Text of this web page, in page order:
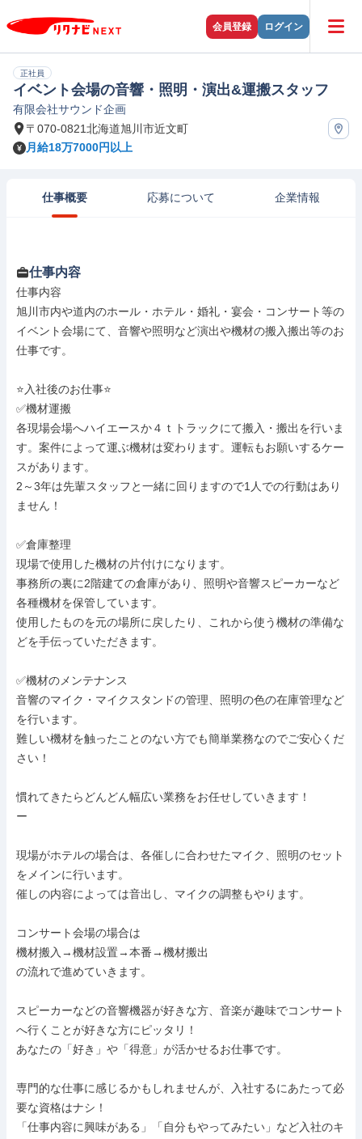
会員登録 ログイン
正社員
イベント会場の音響・照明・演出&運搬スタッフ
有限会社サウンド企画
〒070-0821北海道旭川市近文町
月給18万7000円以上
仕事概要 応募について 企業情報
仕事内容
仕事内容
旭川市内や道内のホール・ホテル・婚礼・宴会・コンサート等の
イベント会場にて、音響や照明など演出や機材の搬入搬出等のお
仕事です。
⭐入社後のお仕事⭐
✅機材運搬
各現場会場へハイエースか４ｔトラックにて搬入・搬出を行いま
す。案件によって運ぶ機材は変わります。運転もお願いするケー
スがあります。
2～3年は先輩スタッフと一緒に回りますので1人での行動はあり
ません！
✅倉庫整理
現場で使用した機材の片付けになります。
事務所の裏に2階建ての倉庫があり、照明や音響スピーカーなど
各種機材を保管しています。
使用したものを元の場所に戻したり、これから使う機材の準備な
どを手伝っていただきます。
✅機材のメンテナンス
音響のマイク・マイクスタンドの管理、照明の色の在庫管理など
を行います。
難しい機材を触ったことのない方でも簡単業務なのでご安心くだ
さい！
慣れてきたらどんどん幅広い業務をお任せしていきます！
ー
現場がホテルの場合は、各催しに合わせたマイク、照明のセット
をメインに行います。
催しの内容によっては音出し、マイクの調整もやります。
コンサート会場の場合は
機材搬入→機材設置→本番→機材搬出
の流れで進めていきます。
スピーカーなどの音響機器が好きな方、音楽が趣味でコンサート
へ行くことが好きな方にピッタリ！
あなたの「好き」や「得意」が活かせるお仕事です。
専門的な仕事に感じるかもしれませんが、入社するにあたって必
要な資格はナシ！
「仕事内容に興味がある」「自分もやってみたい」など入社のキ